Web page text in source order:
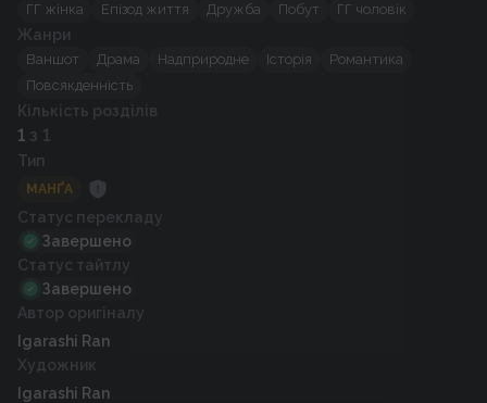
ГГ жінка Епізод життя Дружба Побут ГГ чоловік
Жанри
Ваншот Драма Надприродне Історія
Романтика
Повсякденність
Кількість розділів
1 з 1
Тип
МАНҐА
Статус перекладу
Завершено
Статус тайтлу
Завершено
Автор оригіналу
Igarashi Ran
Художник
Igarashi Ran